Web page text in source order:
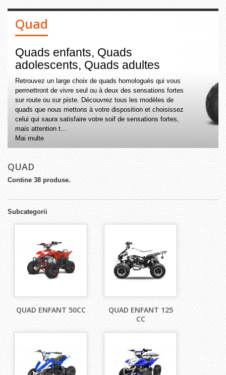
Quad
Quads enfants, Quads
adolescents, Quads adultes
Retrouvez un large choix de quads homologués qui vous
permettront de vivre seul ou à deux des sensations fortes
sur route ou sur piste. Découvrez tous les modèles de
quads que nous mettons à votre disposition et choisissez
celui qui saura satisfaire votre soif de sensations fortes,
mais attention t...
Mai multe
QUAD
Contine 38 produse.
Subcategorii
QUAD ENFANT 50CC
QUAD ENFANT 125
CC